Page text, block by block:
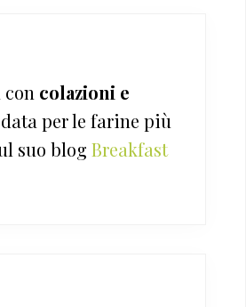
colazioni e
per le farine più
suo blog Breakfast